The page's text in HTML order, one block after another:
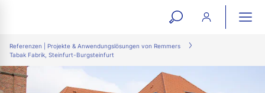
open
search
form
Referenzen | Projekte & Anwendungslösungen von Remmers
Tabak Fabrik, Steinfurt-Burgsteinfurt